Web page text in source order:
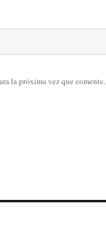
la próxima vez que comente.